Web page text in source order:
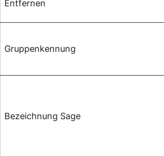
Entfernen
Gruppenkennung
Bezeichnung Sage